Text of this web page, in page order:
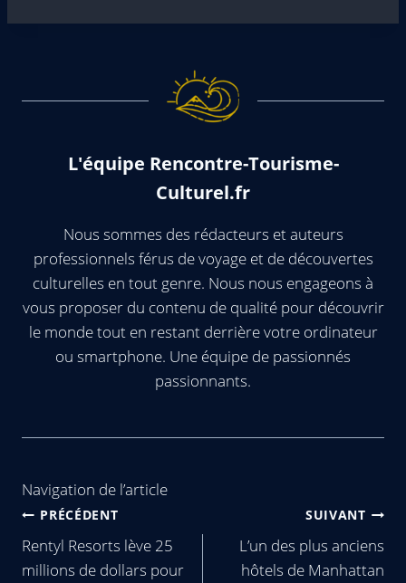
L'équipe Rencontre-Tourisme-
Culturel.fr
Nous sommes des rédacteurs et auteurs
professionnels férus de voyage et de découvertes
culturelles en tout genre. Nous nous engageons à
vous proposer du contenu de qualité pour découvrir
le monde tout en restant derrière votre ordinateur
ou smartphone. Une équipe de passionnés
passionnants.
Navigation de l’article
PRÉCÉDENT
Rentyl Resorts lève 25
millions de dollars pour
SUIVANT
L’un des plus anciens
hôtels de Manhattan